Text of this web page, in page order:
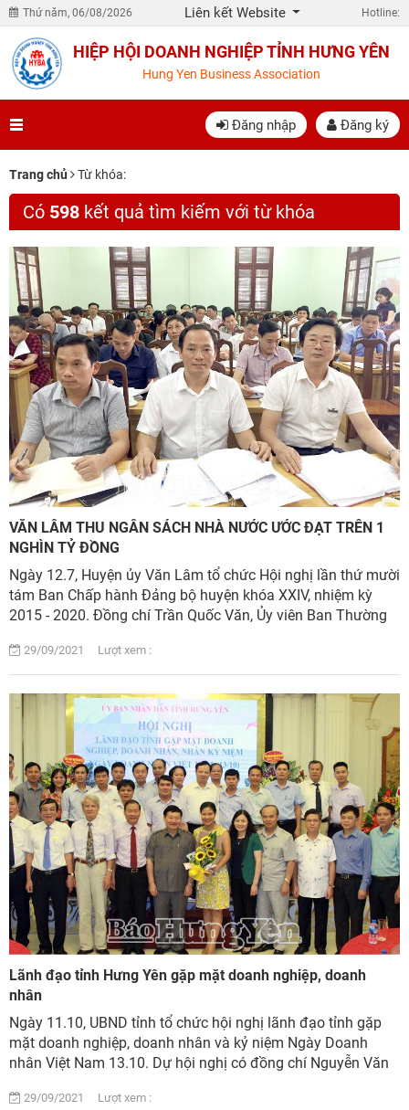
Thứ năm, 06/08/2026 Liên kết Website Hotline:
HIỆP HỘI DOANH NGHIỆP TỈNH HƯNG YÊN
Hung Yen Business Association
Đăng nhập Đăng ký
Trang chủ Từ khóa:
Có 598 kết quả tìm kiếm với từ khóa
VĂN LÂM THU NGÂN SÁCH NHÀ NƯỚC ƯỚC ĐẠT TRÊN 1
NGHÌN TỶ ĐỒNG
Ngày 12.7, Huyện ủy Văn Lâm tổ chức Hội nghị lần thứ mười
tám Ban Chấp hành Đảng bộ huyện khóa XXIV, nhiệm kỳ
2015 - 2020. Đồng chí Trần Quốc Văn, Ủy viên Ban Thường
29/09/2021 Lượt xem :
Lãnh đạo tỉnh Hưng Yên gặp mặt doanh nghiệp, doanh
nhân
Ngày 11.10, UBND tỉnh tổ chức hội nghị lãnh đạo tỉnh gặp
mặt doanh nghiệp, doanh nhân và kỷ niệm Ngày Doanh
nhân Việt Nam 13.10. Dự hội nghị có đồng chí Nguyễn Văn
29/09/2021 Lượt xem :